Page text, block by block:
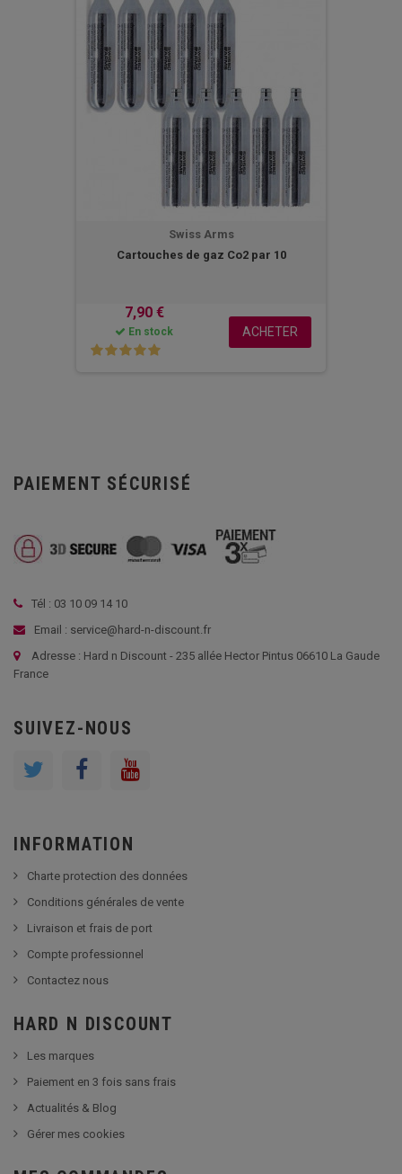
Swiss Arms
Cartouches de gaz Co2 par 10
7,90 €
En stock ACHETER
PAIEMENT SÉCURISÉ
Tél : 03 10 09 14 10
Email : service@hard-n-discount.fr
Adresse : Hard n Discount - 235 allée Hector Pintus 06610 La Gaude
France
SUIVEZ-NOUS
INFORMATION
Charte protection des données
Conditions générales de vente
Livraison et frais de port
Compte professionnel
Contactez nous
HARD N DISCOUNT
Les marques
Paiement en 3 fois sans frais
Actualités & Blog
Gérer mes cookies